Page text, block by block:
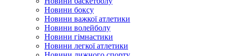
Новини боксу
Новини важкої атлетики
Новини волейболу
Новини гімнастики
Новини легкої атлетики